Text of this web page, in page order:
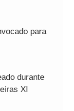
para
durante
XI